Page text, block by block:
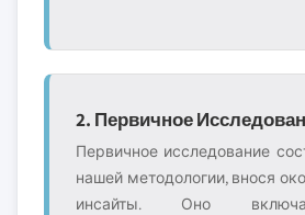
2. Первичное
Первичное исследование
нашей методологии, внося
инсайты. Оно